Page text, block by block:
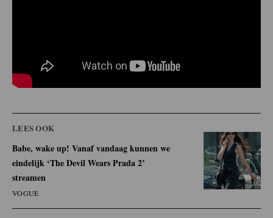
LEES OOK
Babe, wake up! Vanaf vandaag kunnen we
eindelijk ‘The Devil Wears Prada 2’
streamen
VOGUE